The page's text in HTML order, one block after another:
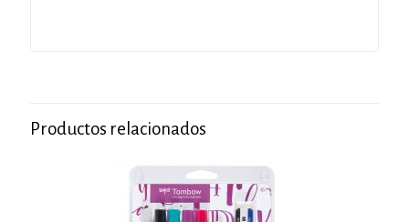
Productos relacionados